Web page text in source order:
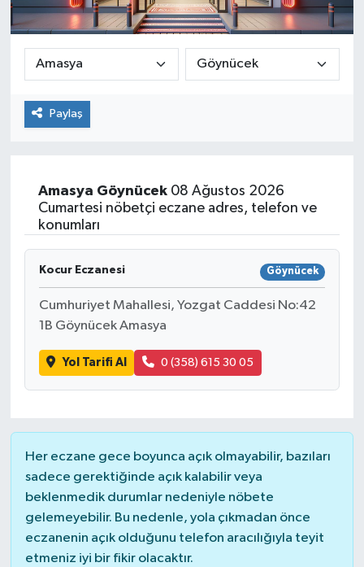
Paylaş
Amasya Göynücek08 Ağustos 2026
Cumartesi nöbetçi eczane adres, telefon ve
konumları
Kocur Eczanesi Göynücek
Cumhuriyet Mahallesi, Yozgat Caddesi No:42
1B Göynücek Amasya
Yol Tarifi Al 0 (358) 615 30 05
Her eczane gece boyunca açık olmayabilir, bazıları
sadece gerektiğinde açık kalabilir veya
beklenmedik durumlar nedeniyle nöbete
gelemeyebilir. Bu nedenle, yola çıkmadan önce
eczanenin açık olduğunu telefon aracılığıyla teyit
etmeniz iyi bir fikir olacaktır.